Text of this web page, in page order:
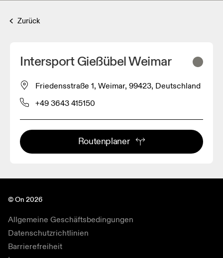
Zurück
Intersport Gießübel Weimar
Friedensstraße 1, Weimar, 99423, Deutschland
+49 3643 415150
Routenplaner
© On 2026
Allgemeine Geschäftsbedingungen
Datenschutzrichtlinien
Barrierefreiheit